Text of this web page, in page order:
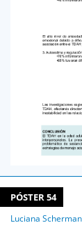
PÓSTER 54
Luciana